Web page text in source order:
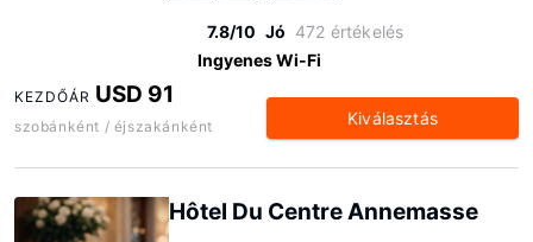
7.8/10 Jó 472 értékelés
Ingyenes Wi-Fi
KEZDŐÁR USD 91
szobánként / éjszakánként Kiválasztás
Hôtel Du Centre Annemasse